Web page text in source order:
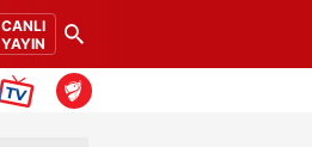
CANLI
YAYIN